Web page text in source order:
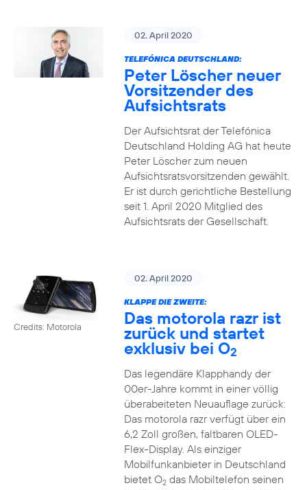
02. April 2020
TELEFÓNICA DEUTSCHLAND:
Peter Löscher neuer
Vorsitzender des
Aufsichtsrats
Der Aufsichtsrat der Telefónica
Deutschland Holding AG hat heute
Peter Löscher zum neuen
Aufsichtsratsvorsitzenden gewählt.
Er ist durch gerichtliche Bestellung
seit 1. April 2020 Mitglied des
Aufsichtsrats der Gesellschaft.
Credits: Motorola
02. April 2020
KLAPPE DIE ZWEITE:
Das motorola razr ist
zurück und startet
exklusiv bei O2
Das legendäre Klapphandy der
00er-Jahre kommt in einer völlig
überabeiteten Neuauflage zurück:
Das motorola razr verfügt über ein
6,2 Zoll großen, faltbaren OLED-
Flex-Display. Als einziger
Mobilfunkanbieter in Deutschland
bietet O2das Mobiltelefon seinen